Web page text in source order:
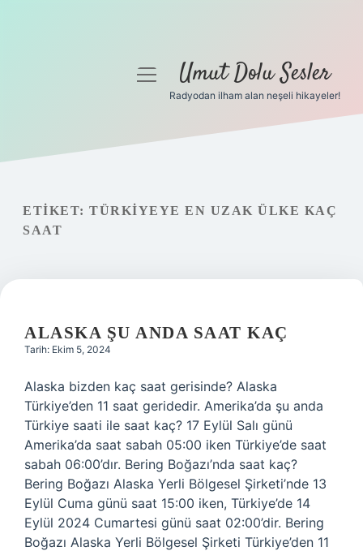
Gizlilik Politikası
Hakkımızda
menüyüUmut Dolu Sesler
Radyodan ilham alan neşeli hikayeler!
ETIKET: TÜRKIYEYE EN UZAK ÜLKE KAÇ
SAAT
ALASKA ŞU ANDA SAAT KAÇ
Tarih: Ekim 5, 2024
Alaska bizden kaç saat gerisinde? Alaska
Türkiye’den 11 saat geridedir. Amerika’da şu anda
Türkiye saati ile saat kaç? 17 Eylül Salı günü
Amerika’da saat sabah 05:00 iken Türkiye’de saat
sabah 06:00’dır. Bering Boğazı’nda saat kaç?
Bering Boğazı Alaska Yerli Bölgesel Şirketi’nde 13
Eylül Cuma günü saat 15:00 iken, Türkiye’de 14
Eylül 2024 Cumartesi günü saat 02:00’dir. Bering
Boğazı Alaska Yerli Bölgesel Şirketi Türkiye’den 11